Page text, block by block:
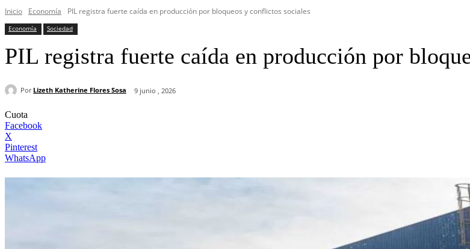
Inicio Economía PIL registra fuerte caída en producción por bloqueos y conflictos sociales
Economía Sociedad
PIL registra fuerte caída en producción por
Por Lizeth Katherine Flores Sosa 9 junio , 2026
Cuota
Facebook
X
Pinterest
WhatsApp